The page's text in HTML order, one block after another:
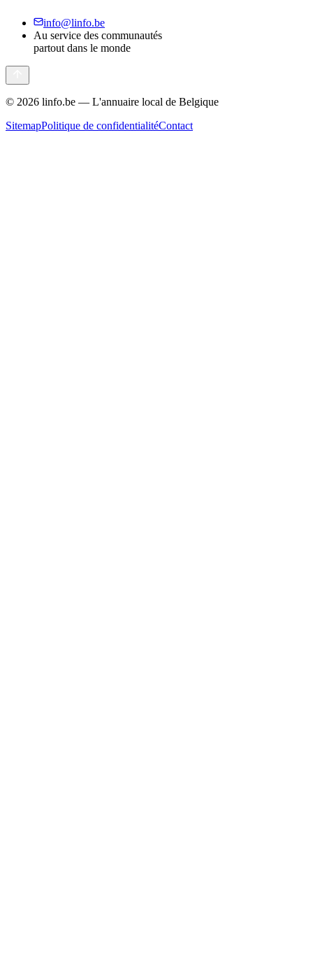
info@linfo.be
Au service des communautés
partout dans le monde
© 2026 linfo.be — L'annuaire local de Belgique
SitemapPolitique de confidentialitéContact